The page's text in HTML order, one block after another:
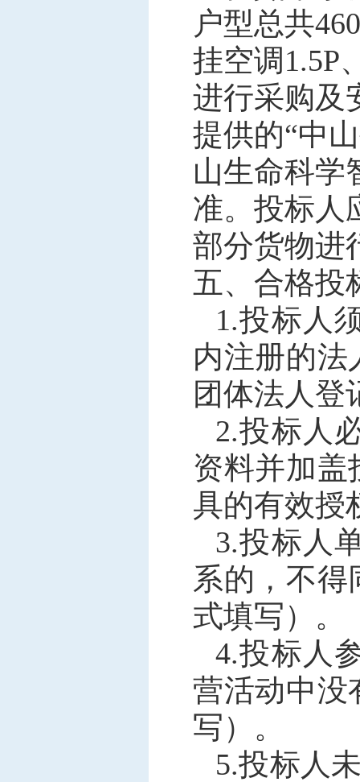
户型总共
挂空调 1.5P
进行采购及
提供的“中
山生命科学
准。投标人
部分货物进
五、合格投
1.投标人
内注册的法
团体法人登
2.投标人
资料并加盖
具的有效授
3.投标人
系的，不
式填写） 。
4.投标人
营活动中没
写）。
5.投标人